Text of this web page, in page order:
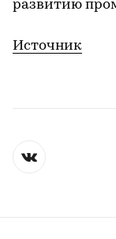
развитию
Источник